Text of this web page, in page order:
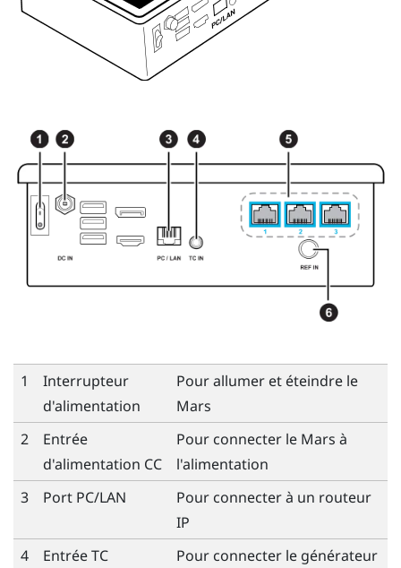
1
Interrupteur
d'alimentation
Pour allumer et éteindre le
Mars
2
Entrée
d'alimentation CC
Pour connecter le Mars à
l'alimentation
3
Port PC/LAN
Pour connecter à un routeur
IP
4
Entrée TC
Pour connecter le générateur